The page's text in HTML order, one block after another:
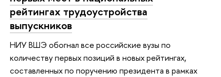
рейтингах трудоустройства
выпускников
НИУ ВШЭ обогнал все российские вузы по
количеству первых позиций в новых рейтингах,
составленных по поручению президента в рамках